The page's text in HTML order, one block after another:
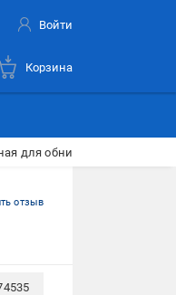
Войти
Корзина
для обнимания 50x170 см
отзыв